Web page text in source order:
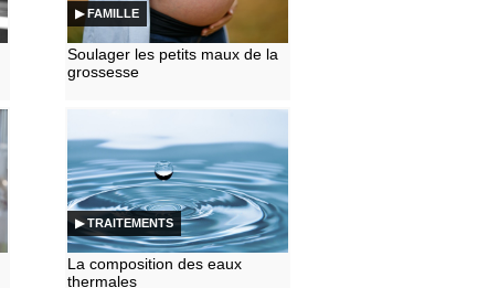
▶ FAMILLE
Soulager les petits maux de la
grossesse
▶ TRAITEMENTS
La composition des eaux
thermales